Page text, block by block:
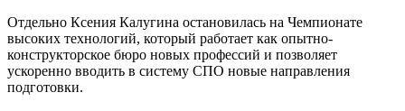
Отдельно Ксения Калугина остановилась на Чемпионате
высоких технологий, который работает как опытно-
конструкторское бюро новых профессий и позволяет
ускоренно вводить в систему СПО новые направления
подготовки.